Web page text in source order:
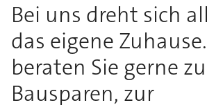
Bei uns dreht sich
das eigene
beraten Sie gerne
Bausparen, zur